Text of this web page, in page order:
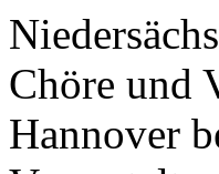
Chöre und
Hannover